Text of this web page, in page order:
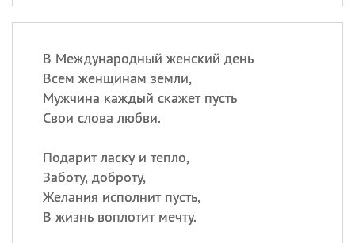
В Международный женский день
Всем женщинам земли,
Мужчина каждый скажет пусть
Свои слова любви.
Подарит ласку и тепло,
Заботу, доброту,
Желания исполнит пусть,
В жизнь воплотит мечту.